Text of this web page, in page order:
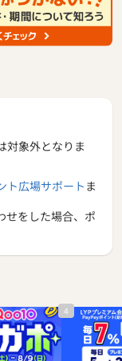
対象外となりま
ト広場サポート ま
せをした場合、ポ
4